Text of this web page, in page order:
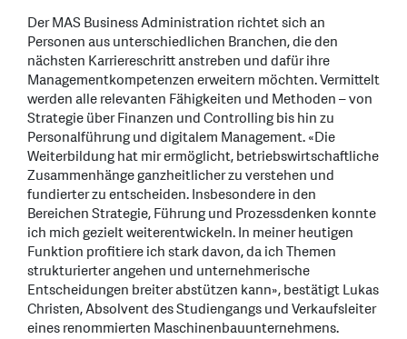
Der MAS Business Administration richtet sich an
Personen aus unterschiedlichen Branchen, die den
nächsten Karriereschritt anstreben und dafür ihre
Managementkompetenzen erweitern möchten. Vermittelt
werden alle relevanten Fähigkeiten und Methoden – von
Strategie über Finanzen und Controlling bis hin zu
Personalführung und digitalem Management. «Die
Weiterbildung hat mir ermöglicht, betriebswirtschaftliche
Zusammenhänge ganzheitlicher zu verstehen und
fundierter zu entscheiden. Insbesondere in den
Bereichen Strategie, Führung und Prozessdenken konnte
ich mich gezielt weiterentwickeln. In meiner heutigen
Funktion profitiere ich stark davon, da ich Themen
strukturierter angehen und unternehmerische
Entscheidungen breiter abstützen kann», bestätigt Lukas
Christen, Absolvent des Studiengangs und Verkaufsleiter
eines renommierten Maschinenbauunternehmens.